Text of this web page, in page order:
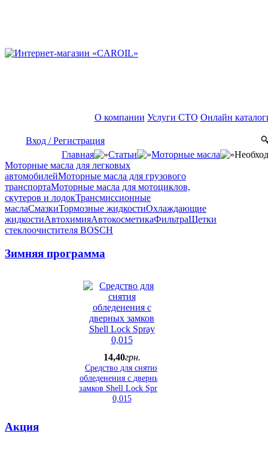
О компании Услуги СТО Онлайн
Вход / Регистрация
Главная
Статьи Моторные масла
Моторные масла для легковых
автомобилейМоторные масла для грузового
транспортаМоторные масла для мотоциклов,
скутеров и лодокТрансмиссионные
маслаСмазкиТормозные жидкостиОхлаждающие
жидкостиАвтохимияАвтокосметикаФильтраЩетки
стеклоочистителя BOSCH
Зимняя программа
14,40грн.
Средство для снятия
обледенения с дверных
замков Shell Lock Spray
0,015
Акция